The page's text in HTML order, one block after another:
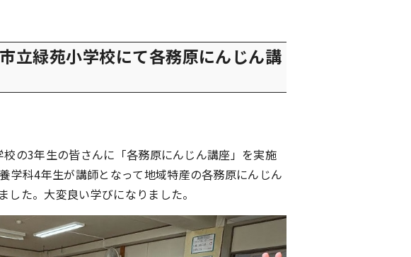
立緑苑小学校にて各務原にんじん講
の3年生の皆さんに「各務原にんじん講座」を実施
学科4年生が講師となって地域特産の各務原にんじん
た。大変良い学びになりました。